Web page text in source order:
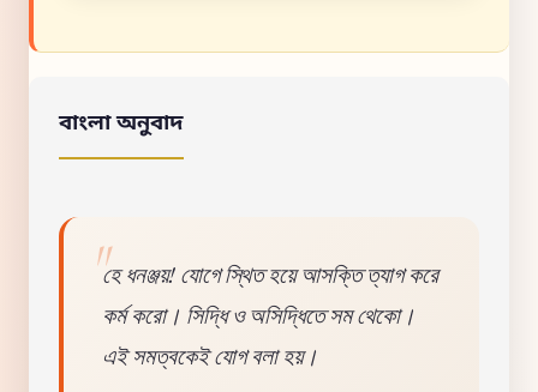
বাংলা অনুবাদ
হে ধনঞ্জয়! যোগে স্থিত হয়ে আসক্তি ত্যাগ করে
কর্ম করো। সিদ্ধি ও অসিদ্ধিতে সম থেকো।
এই সমত্বকেই যোগ বলা হয়।